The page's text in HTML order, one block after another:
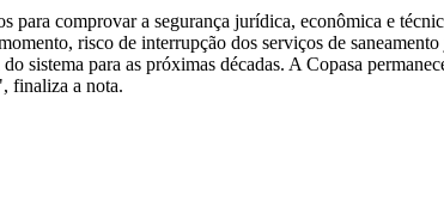
para comprovar a segurança jurídica, econômica e
risco de interrupção dos serviços de
sistema para as próximas décadas. A Copasa
finaliza a nota.